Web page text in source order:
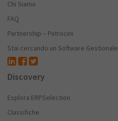
Chi Siamo
FAQ
Partnership – Patrocini
Stai cercando un Software Gestionale
Discovery
Esplora ERPSelection
Classifiche